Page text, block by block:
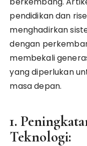
pendidikan dan
menghadirkan
dengan
membekali
yang diperlukan
masa depan.
1.
Teknologi: